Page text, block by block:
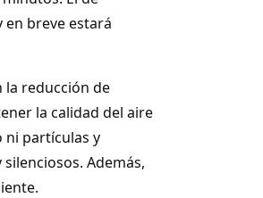
en breve estará
la reducción de
la calidad del aire
ni partículas y
Además,